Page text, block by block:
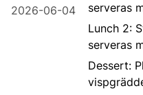
2026-06-04
serveras
Lunch 2:
serveras
Dessert: